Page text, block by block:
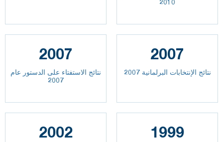
2010
2007
نتائج الاستفتاء على الدستور عام
2007
2007
نتائج الإنتخابات البرلمانية 2007
2002 1999